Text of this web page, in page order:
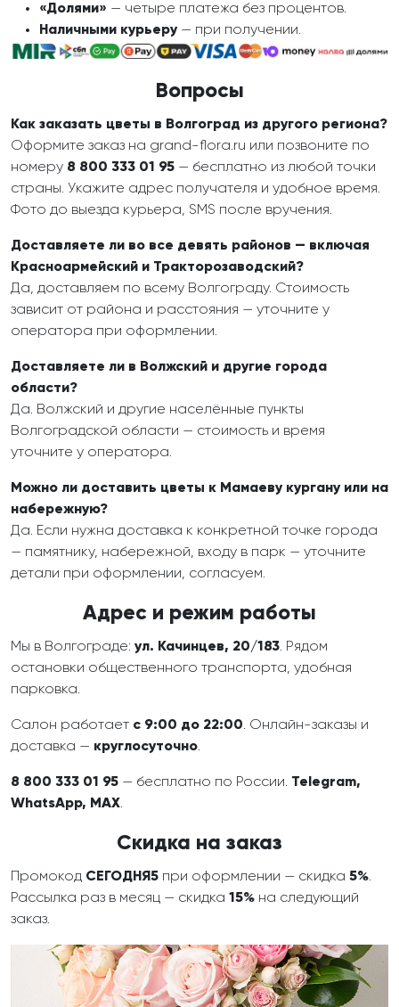
«Долями» — четыре платежа без процентов.
Наличными курьеру— при получении.
Вопросы
Как заказать цветы в Волгоград из другого региона?
Оформите заказ на grand-flora.ru или позвоните по
номеру 8 800 333 01 95 — бесплатно из любой точки
страны. Укажите адрес получателя и удобное время.
Фото до выезда курьера, SMS после вручения.
Доставляете ли во все девять районов — включая
Красноармейский и Тракторозаводский?
Да, доставляем по всему Волгограду. Стоимость
зависит от района и расстояния — уточните у
оператора при оформлении.
Доставляете ли в Волжский и другие города
области?
Да. Волжский и другие населённые пункты
Волгоградской области — стоимость и время
уточните у оператора.
Можно ли доставить цветы к Мамаеву кургану или на
набережную?
Да. Если нужна доставка к конкретной точке города
— памятнику, набережной, входу в парк — уточните
детали при оформлении, согласуем.
Адрес и режим работы
Мы в Волгограде: ул. Качинцев, 20/183. Рядом
остановки общественного транспорта, удобная
парковка.
Салон работает с 9:00 до 22:00. Онлайн-заказы и
доставка — круглосуточно.
8 800 333 01 95 — бесплатно по России. Telegram,
WhatsApp, MAX.
Скидка на заказ
Промокод СЕГОДНЯ5 при оформлении — скидка 5%.
Рассылка раз в месяц — скидка 15% на следующий
заказ.